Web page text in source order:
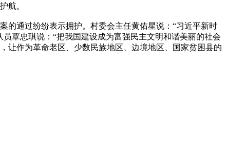
航。
通过纷纷表示拥护。村委会主任黄佑星说：“习近平新时
覃忠琪说：“把我国建设成为富强民主文明和谐美丽的社会
让作为革命老区、少数民族地区、边境地区、国家贫困县的